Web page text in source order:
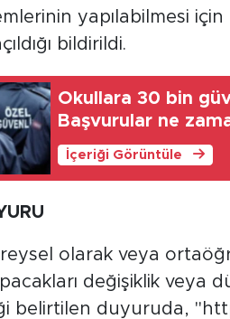
yapılabilmesi
bildirildi.
Okullara 30 bin
Başvurular ne
İçeriği Görüntüle
olarak veya
değişiklik veya
belirtilen duyuruda,